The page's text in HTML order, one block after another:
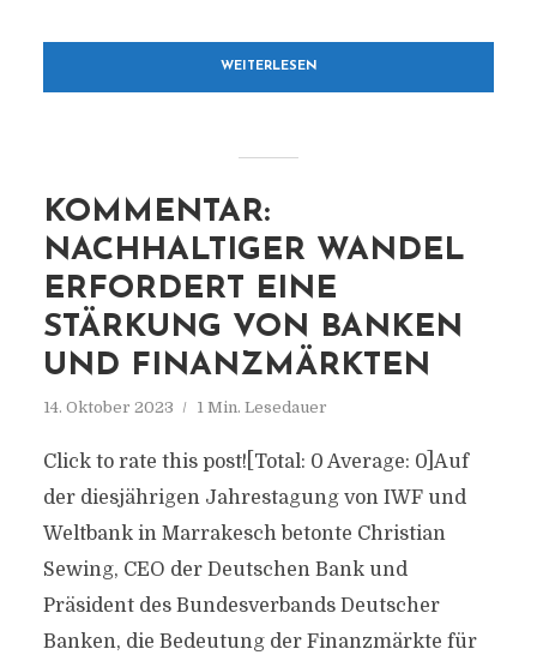
WEITERLESEN
KOMMENTAR:
NACHHALTIGER WANDEL
ERFORDERT EINE
STÄRKUNG VON BANKEN
UND FINANZMÄRKTEN
14. Oktober 2023 1 Min. Lesedauer
Click to rate this post![Total: 0 Average: 0]Auf
der diesjährigen Jahrestagung von IWF und
Weltbank in Marrakesch betonte Christian
Sewing, CEO der Deutschen Bank und
Präsident des Bundesverbands Deutscher
Banken, die Bedeutung der Finanzmärkte für